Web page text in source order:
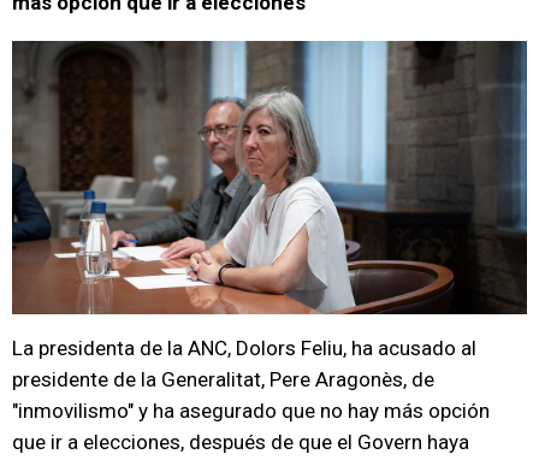
La presidenta de la ANC, Dolors Feliu, ha acusado al
presidente de la Generalitat, Pere Aragonès, de
"inmovilismo" y ha asegurado que no hay más opción
que ir a elecciones, después de que el Govern haya